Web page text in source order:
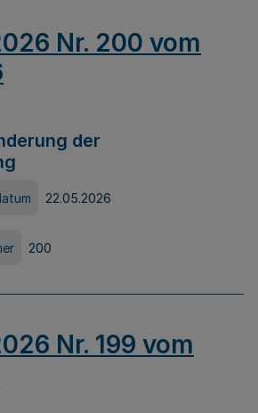
Nr. 200 vom
der
22.05.2026
200
Nr. 199 vom